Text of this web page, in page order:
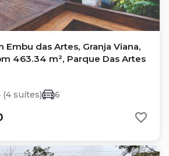
Embu das Artes, Granja Viana,
463.34 m², Parque Das Artes
(4 suítes) 6